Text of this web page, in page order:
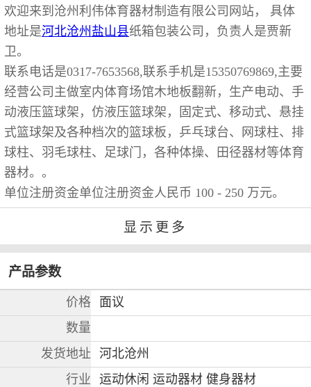
欢迎来到沧州利伟体育器材制造有限公司网站， 具体
地址是河北沧州 盐山县纸箱包装公司，负责人是贾新
卫。
联系电话是0317-7653568,联系手机是15350769869,主要
经营公司主做室内体育场馆木地板翻新，生产电动、手
动液压篮球架，仿液压篮球架，固定式、移动式、悬挂
式篮球架及各种档次的篮球板，乒乓球台、网球柱、排
球柱、羽毛球柱、足球门，各种体操、田径器材等体育
器材。。
单位注册资金单位注册资金人民币 100 - 250 万元。
显示更多
产品参数
价格
面议
数量
发货地址
河北沧州
行业
运动休闲 运动器材 健身器材